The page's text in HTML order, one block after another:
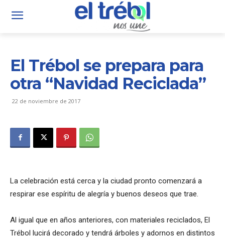
El Trébol se prepara para
otra “Navidad Reciclada”
22 de noviembre de 2017
La celebración está cerca y la ciudad pronto comenzará a
respirar ese espíritu de alegría y buenos deseos que trae.
Al igual que en años anteriores, con materiales reciclados, El
Trébol lucirá decorado y tendrá árboles y adornos en distintos